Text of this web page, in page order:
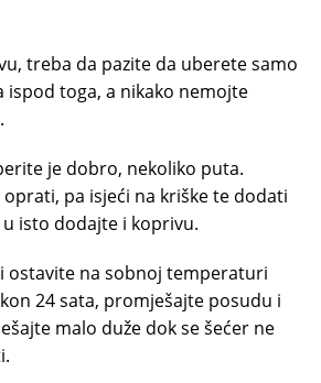
treba da pazite da uberete samo
ispod toga, a nikako nemojte
je dobro, nekoliko puta.
pa isjeći na kriške te dodati
isto dodajte i koprivu.
ostavite na sobnoj temperaturi
24 sata, promješajte posudu i
malo duže dok se šećer ne